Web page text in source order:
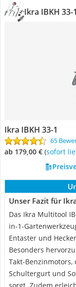
Ikra IBKH 33-1
Ikra IBKH 33-1
65
ab 179,00 € ( Sofort
Unser Fazit für
Das Ikra Multitool
in-1-
Entaster und
Besonders
Takt-
Schultergurt und